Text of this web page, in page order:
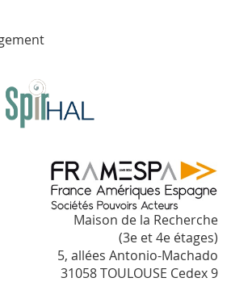
Maison de la Recherche
(3e et 4e étages)
5, allées Antonio-Machado
31058 TOULOUSE Cedex 9